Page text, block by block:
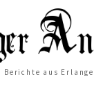
aus